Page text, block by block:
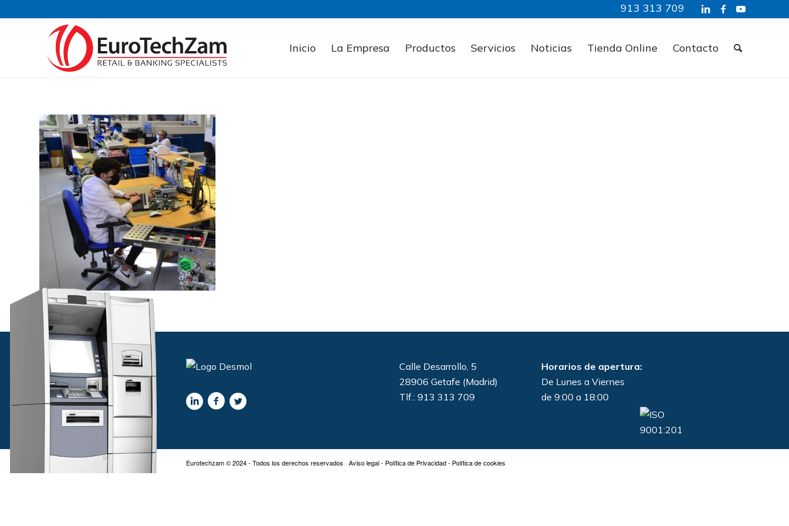
913 313 709
Inicio La Empresa Productos Servicios Noticias Tienda Online Contacto
Calle Desarrollo, 5
28906 Getafe (Madrid)
Tlf.: 913 313 709
Horarios de apertura:
De Lunes a Viernes
de 9:00 a 18:00
Eurotechzam © 2024 - Todos los derechos reservados · Aviso legal- Política de Privacidad- Política de cookies